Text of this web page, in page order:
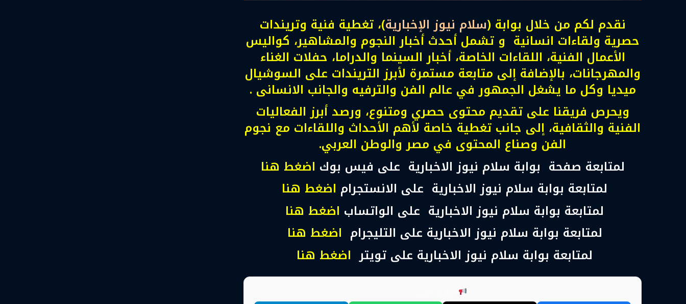
نقدم لكم من خلال بوابة (سلام نيوز الإخبارية)، تغطية فنية وتريندات
حصرية ولقاءات انسانية و تشمل أحدث أخبار النجوم والمشاهير، كواليس
الأعمال الفنية، اللقاءات الخاصة، أخبار السينما والدراما، حفلات الغناء
والمهرجانات، بالإضافة إلى متابعة مستمرة لأبرز التريندات على السوشيال
ميديا وكل ما يشغل الجمهور في عالم الفن والترفيه والجانب الانسانى .
ويحرص فريقنا على تقديم محتوى حصري ومتنوع، ورصد أبرز الفعاليات
الفنية والثقافية، إلى جانب تغطية خاصة لأهم الأحداث واللقاءات مع نجوم
الفن وصناع المحتوى في مصر والوطن العربي.
لمتابعة صفحة بوابة سلام نيوز الاخبارية على فيس بوك اضغط هنا
لمتابعة بوابة سلام نيوز الاخبارية على الانستجرام اضغط هنا
لمتابعة بوابة سلام نيوز الاخبارية على الواتساب اضغط هنا
لمتابعة بوابة سلام نيوز الاخبارية على التليجرام اضغط هنا
لمتابعة بوابة سلام نيوز الاخبارية على تويتر اضغط هنا